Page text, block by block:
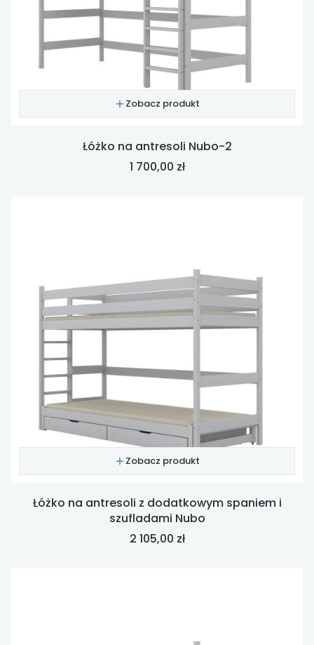
Zobacz produkt
Łóżko na antresoli Nubo-2
Cena
1 700,00 zł
Zobacz produkt
Łóżko na antresoli z dodatkowym spaniem i
szufladami Nubo
Cena
2 105,00 zł